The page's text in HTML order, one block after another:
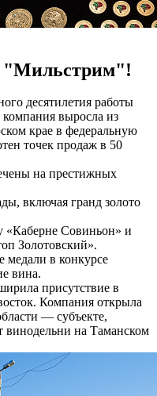
"Мильстрим"!
десятилетия работы
компания выросла из
крае в федеральную
точек продаж в 50
на престижных
включая гранд золото
«Каберне Совиньон» и
Золотовский».
медали в конкурсе
вина.
присутствие в
Компания открыла
— субъекте,
винодельни на Таманском